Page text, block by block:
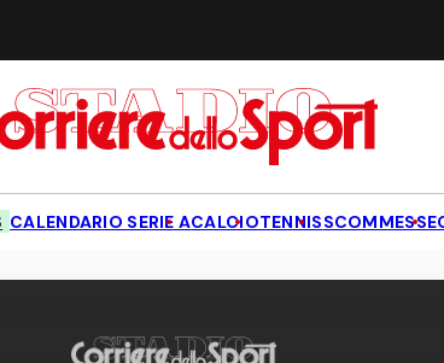
CALENDARIO SERIE ACALCIOTENNISSCOMMESSE